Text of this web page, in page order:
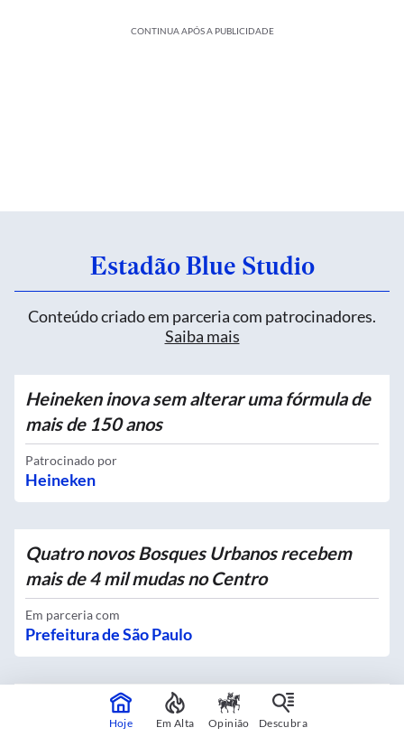
CONTINUA APÓS A PUBLICIDADE
Estadão Blue Studio
Conteúdo criado em parceria com patrocinadores.
Saiba mais
Heineken inova sem alterar uma fórmula de
mais de 150 anos
Patrocinado por
Heineken
Quatro novos Bosques Urbanos recebem
mais de 4 mil mudas no Centro
Em parceria com
Prefeitura de São Paulo
Exclusividade no delivery vira debate sobre
o futuro da concorrência no setor
Hoje Em Alta Opinião Descubra